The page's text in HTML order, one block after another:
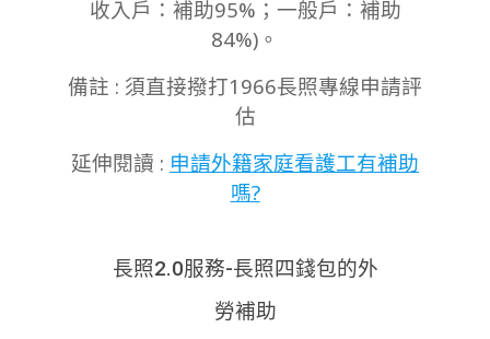
收入戶：補助95%；一般戶：補助
84%)。
備註 : 須直接撥打1966長照專線申請評
估
延伸閱讀 : 申請外籍家庭看護工有補助
嗎?
長照2.0服務-長照四錢包的外
勞補助